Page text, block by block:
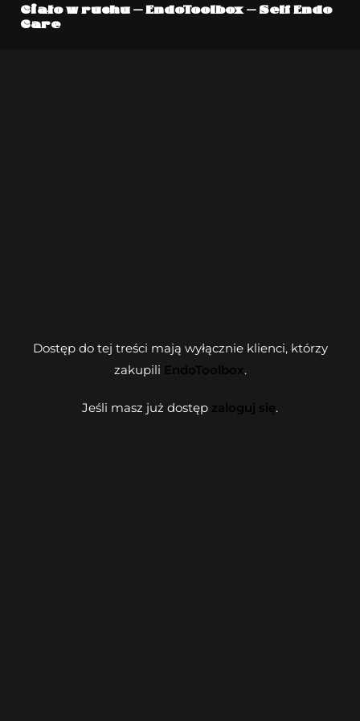
Ciało w ruchu – EndoToolbox – Self Endo
Care
Dostęp do tej treści mają wyłącznie klienci, którzy
zakupili EndoToolbox.
Jeśli masz już dostęp zaloguj się.